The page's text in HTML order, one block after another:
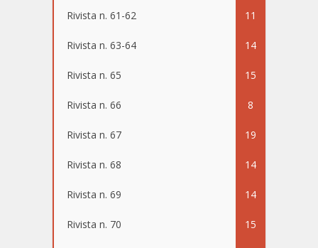
Rivista n. 61-62 11
Rivista n. 63-64 14
Rivista n. 65 15
Rivista n. 66 8
Rivista n. 67 19
Rivista n. 68 14
Rivista n. 69 14
Rivista n. 70 15